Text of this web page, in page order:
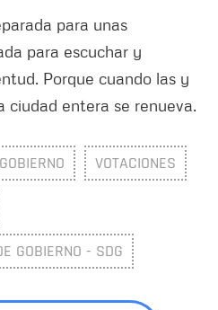
para unas
para escuchar y
Porque cuando las y
ciudad entera se renueva.
VOTACIONES
GOBIERNO - SDG